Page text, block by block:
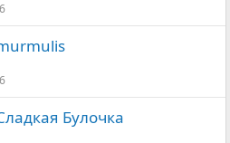
Булочка